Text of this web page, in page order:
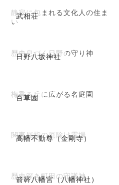
武相荘
静寂に包まれる文化人の住ま
い
日野八坂神社
歴史息づく日野の守り神
百草園
梅香る丘に広がる名庭園
高幡不動尊（金剛寺）
関東屈指の厄除け霊場
箭簳八幡宮（八幡神社）
歴史深き町田の守護神